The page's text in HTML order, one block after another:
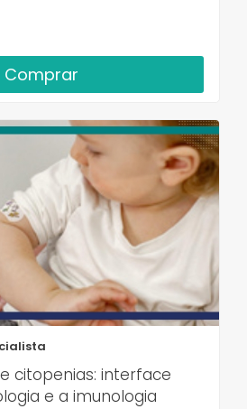
Comprar
citopenias: interface
e a imunologia